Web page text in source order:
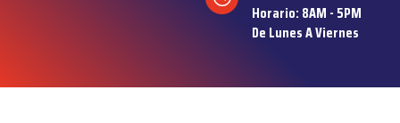
Horario: 8AM - 5PM
De Lunes A Viernes